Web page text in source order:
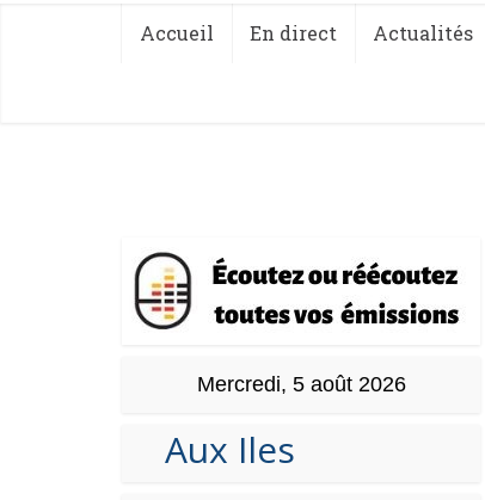
Accueil En direct Actualités
Mercredi, 5 août 2026
Aux Iles